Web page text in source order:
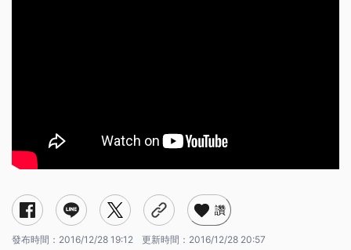
讚
發布時間： 2016/12/28 19:12 更新時間： 2016/12/28 20:57